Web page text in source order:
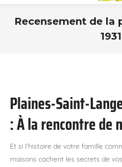
Recensement de la
1931
Plaines-Saint-
: À la rencontre de
Et si l’histoire de votre famille
maisons cachent les secrets de